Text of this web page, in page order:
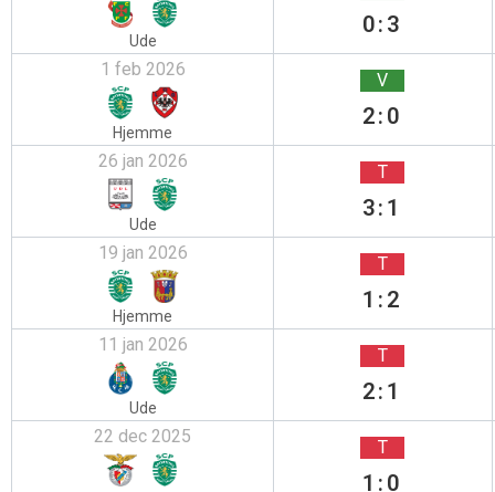
Ude
0:3
1 feb 2026
Hjemme
V
2:0
26 jan 2026
Ude
T
3:1
19 jan 2026
Hjemme
T
1:2
11 jan 2026
Ude
T
2:1
22 dec 2025 T
1:0